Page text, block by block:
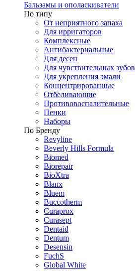
Бальзамы и ополаскиватели
По типу
От неприятного запаха
Для ирригаторов
Комплексные
Антибактериальные
Для десен
Для чувствительных зубов
Для укрепления эмали
Концентрированные
Отбеливающие
Противовоспалительные
Пенки
Наборы
По Бренду
Revyline
Beverly Hills Formula
Biomed
Biorepair
BioXtra
Blanx
Bluem
Buccotherm
Curaprox
Curasept
Dentaid
Dentum
Desensin
FuchS
Global White